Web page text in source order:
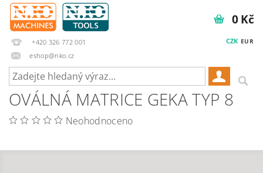
+420 326 772 001
eshop@nko.cz
CZK EUR
0 Kč
OVÁLNÁ MATRICE GEKA TYP 8
Neohodnoceno